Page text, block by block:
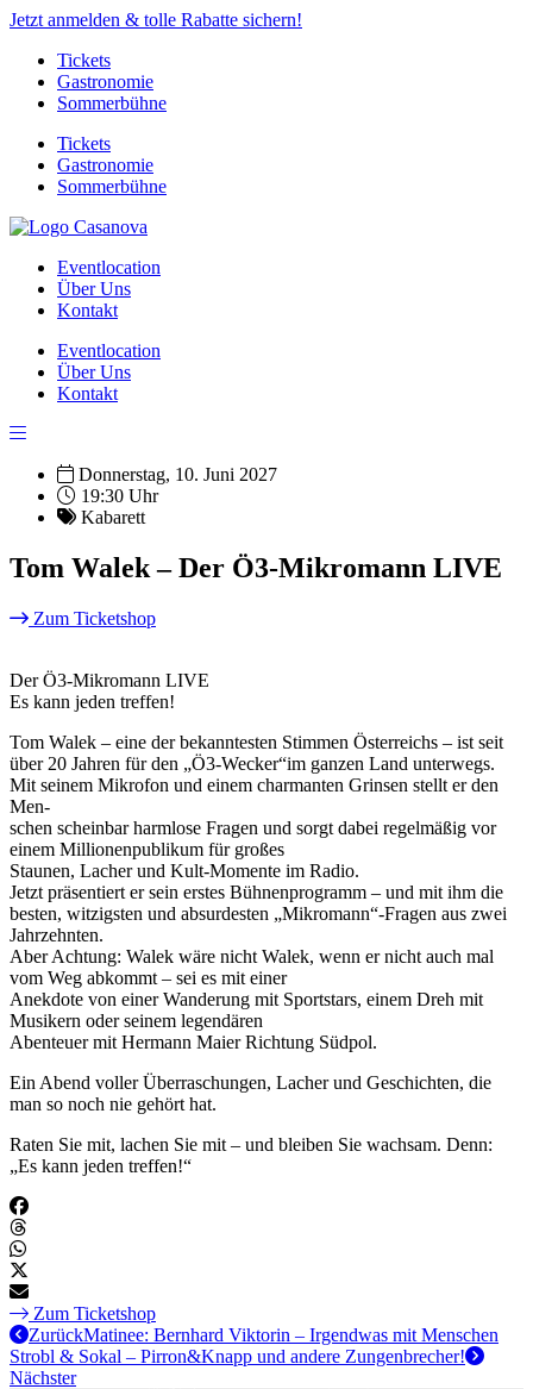
Jetzt anmelden & tolle Rabatte sichern!
Tickets
Gastronomie
Sommerbühne
Tickets
Gastronomie
Sommerbühne
Eventlocation
Über Uns
Kontakt
Eventlocation
Über Uns
Kontakt
Donnerstag, 10. Juni 2027
19:30 Uhr
Kabarett
Tom Walek – Der Ö3-Mikromann LIVE
Zum Ticketshop
Der Ö3-Mikromann LIVE
Es kann jeden treffen!
Tom Walek – eine der bekanntesten Stimmen Österreichs – ist seit
über 20 Jahren für den „Ö3-Wecker“im ganzen Land unterwegs.
Mit seinem Mikrofon und einem charmanten Grinsen stellt er den
Men-
schen scheinbar harmlose Fragen und sorgt dabei regelmäßig vor
einem Millionenpublikum für großes
Staunen, Lacher und Kult-Momente im Radio.
Jetzt präsentiert er sein erstes Bühnenprogramm – und mit ihm die
besten, witzigsten und absurdesten „Mikromann“-Fragen aus zwei
Jahrzehnten.
Aber Achtung: Walek wäre nicht Walek, wenn er nicht auch mal
vom Weg abkommt – sei es mit einer
Anekdote von einer Wanderung mit Sportstars, einem Dreh mit
Musikern oder seinem legendären
Abenteuer mit Hermann Maier Richtung Südpol.
Ein Abend voller Überraschungen, Lacher und Geschichten, die
man so noch nie gehört hat.
Raten Sie mit, lachen Sie mit – und bleiben Sie wachsam. Denn:
„Es kann jeden treffen!“
Zum Ticketshop
ZurückMatinee: Bernhard Viktorin – Irgendwas mit Menschen
Strobl & Sokal – Pirron&Knapp und andere Zungenbrecher!
Nächster